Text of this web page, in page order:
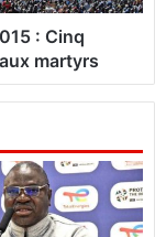
: Cinq
martyrs